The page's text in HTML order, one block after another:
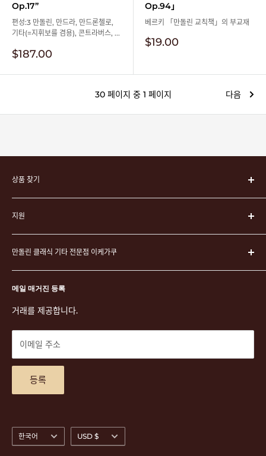
Op.17”
편성:3 만돌린, 만드라, 만드론첼로,
기타(=지휘보를 겸용), 콘트라버스, ...
판
가
$187.00
Op.94」
베르키 「만돌린 교칙책」의 부교재
판
격
$19.00
30 페이지 중 1 페이지 다음
상품 찾기
악기
악기 케이스
弦
픽
연주 용품
문구 및 액세서리
악보
DVD
티켓
악기 대여
지원
운영회사
이케가쿠에 대하여
쇼핑 가이드
특정 상거래법에 따른 표시
개인 정보 보호 정책
상품 검색
문의
액세스 맵
메일 매거진 등록
거래를 제공합니다.
이메일 주소
등록
만돌린 클래식 기타 전문점 이케가쿠
〒171-0021 도쿄도 도시마구 니시이케부쿠로 3-23-5 아시자와 빌
딩 2F
TEL. 03-5952-1391 / FAX. 03-5952-1392
도쿄도 공안위원회 고물상 허가 제305501406268호
어
한국어
화
USD $